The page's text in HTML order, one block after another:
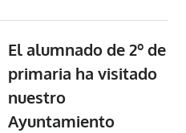
El alumnado de 2º de
primaria ha visitado
nuestro
Ayuntamiento